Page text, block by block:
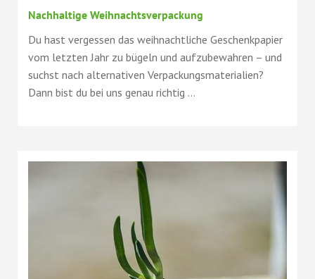
Nachhaltige Weihnachtsverpackung
Du hast vergessen das weihnachtliche Geschenkpapier
vom letzten Jahr zu bügeln und aufzubewahren – und
suchst nach alternativen Verpackungsmaterialien?
Dann bist du bei uns genau richtig ...